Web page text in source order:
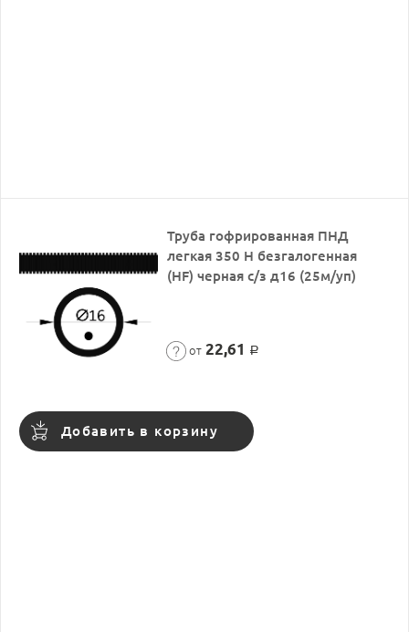
Труба гофрированная ПНД
легкая 350 Н безгалогенная
(HF) черная с/з д16 (25м/уп)
от 22,61 Р
Добавить в корзину